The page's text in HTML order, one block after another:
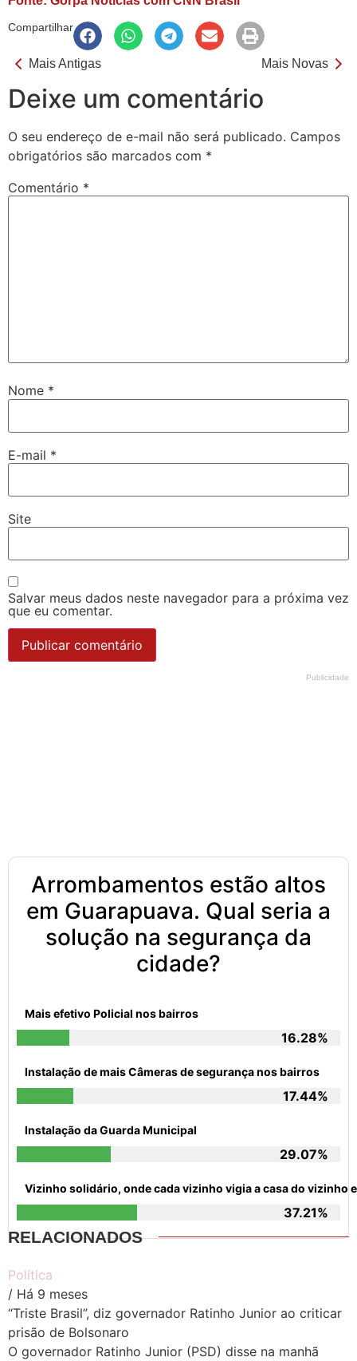
Compartilhar
Mais Antigas Mais Novas
Deixe um comentário
O seu endereço de e-mail não será publicado. Campos
obrigatórios são marcados com *
Comentário *
Nome *
E-mail *
Site
Salvar meus dados neste navegador para a próxima vez
que eu comentar.
Publicidade
Arrombamentos estão altos
em Guarapuava. Qual seria a
solução na segurança da
cidade?
Mais efetivo Policial nos bairros
16.28%
Instalação de mais Câmeras de segurança nos bairros
17.44%
Instalação da Guarda Municipal
29.07%
Vizinho solidário, onde cada vizinho vigia a casa do vizinho
37.21%
RELACIONADOS
Política
/ Há 9 meses
“Triste Brasil”, diz governador Ratinho Junior ao criticar
prisão de Bolsonaro
O governador Ratinho Junior (PSD) disse na manhã